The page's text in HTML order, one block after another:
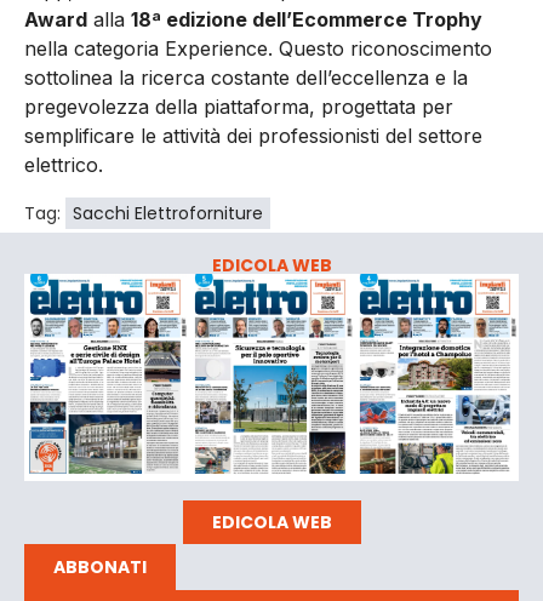
Award alla 18ª edizione dell’Ecommerce Trophy
nella categoria Experience. Questo riconoscimento
sottolinea la ricerca costante dell’eccellenza e la
pregevolezza della piattaforma, progettata per
semplificare le attività dei professionisti del settore
elettrico.
Tag: Sacchi Elettroforniture
EDICOLA WEB
EDICOLA WEB
ABBONATI